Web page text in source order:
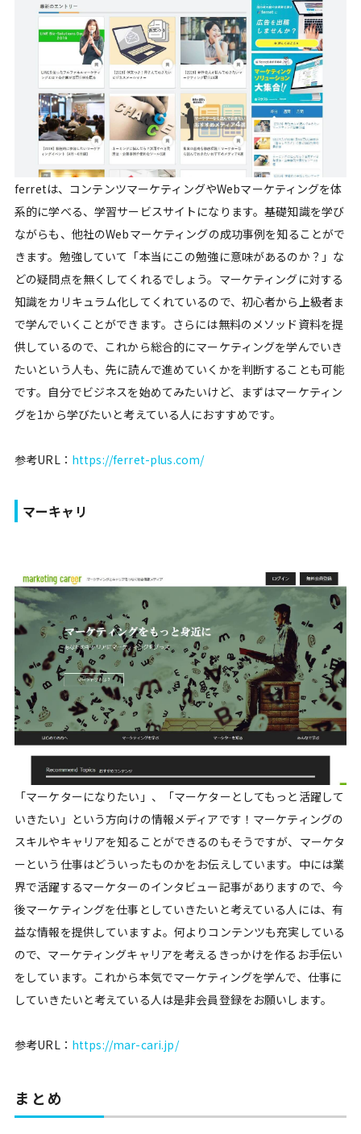
ferretは、コンテンツマーケティングやWebマーケティングを体
系的に学べる、学習サービスサイトになります。基礎知識を学び
ながらも、他社のWebマーケティングの成功事例を知ることがで
きます。勉強していて「本当にこの勉強に意味があるのか？」な
どの疑問点を無くしてくれるでしょう。マーケティングに対する
知識をカリキュラム化してくれているので、初心者から上級者ま
で学んでいくことができます。さらには無料のメソッド資料を提
供しているので、これから総合的にマーケティングを学んでいき
たいという人も、先に読んで進めていくかを判断することも可能
です。自分でビジネスを始めてみたいけど、まずはマーケティン
グを1から学びたいと考えている人におすすめです。
参考URL： https://ferret-plus.com/
マーキャリ
「マーケターになりたい」、「マーケターとしてもっと活躍して
いきたい」という方向けの情報メディアです！マーケティングの
スキルやキャリアを知ることができるのもそうですが、マーケタ
ーという仕事はどういったものかをお伝えしています。中には業
界で活躍するマーケターのインタビュー記事がありますので、今
後マーケティングを仕事としていきたいと考えている人には、有
益な情報を提供していますよ。何よりコンテンツも充実している
ので、マーケティングキャリアを考えるきっかけを作るお手伝い
をしています。これから本気でマーケティングを学んで、仕事に
していきたいと考えている人は是非会員登録をお願いします。
参考URL： https://mar-cari.jp/
まとめ